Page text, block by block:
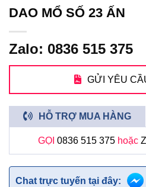
DAO MỔ SỐ 23 ẤN
Zalo: 0836 515 375
GỬI YÊU
HỖ TRỢ MUA HÀNG
GỌI 0836 515 375hoặc
Chat trực tuyến tại đây: